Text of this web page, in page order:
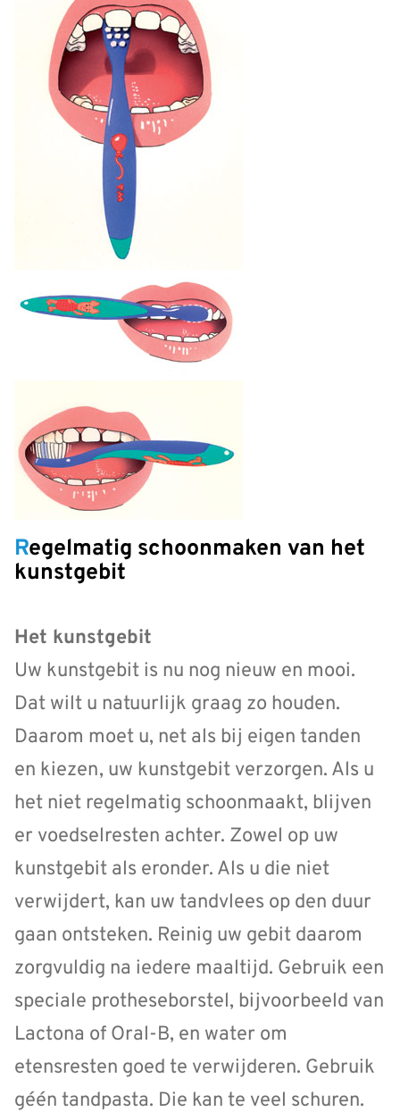
Regelmatig schoonmaken van het
kunstgebit
Het kunstgebit
Uw kunstgebit is nu nog nieuw en mooi.
Dat wilt u natuurlijk graag zo houden.
Daarom moet u, net als bij eigen tanden
en kiezen, uw kunstgebit verzorgen. Als u
het niet regelmatig schoonmaakt, blijven
er voedselresten achter. Zowel op uw
kunstgebit als eronder. Als u die niet
verwijdert, kan uw tandvlees op den duur
gaan ontsteken. Reinig uw gebit daarom
zorgvuldig na iedere maaltijd. Gebruik een
speciale protheseborstel, bijvoorbeeld van
Lactona of Oral-B, en water om
etensresten goed te verwijderen. Gebruik
géén tandpasta. Die kan te veel schuren.